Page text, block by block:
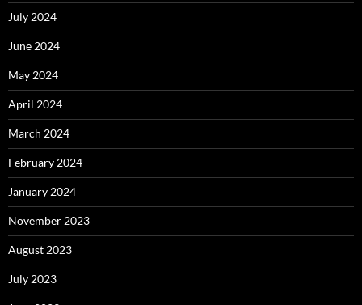
July 2024
June 2024
May 2024
April 2024
March 2024
February 2024
January 2024
November 2023
August 2023
July 2023